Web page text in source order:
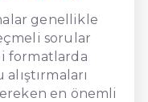
genellikle
sorular
formatlarda
en önemli